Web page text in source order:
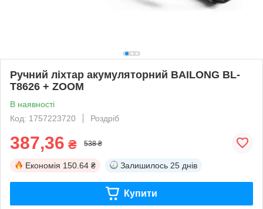
Ручний ліхтар акумуляторний BAILONG BL-
T8626 + ZOOM
В наявності
Код: 1757223720
Роздріб
387,36 ₴ 538 ₴
Економія 150.64 ₴ Залишилось 25 днів
Купити